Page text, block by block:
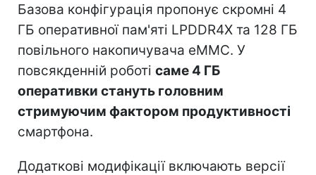
Базова конфігурація пропонує скромні 4
ГБ оперативної пам'яті LPDDR4X та 128 ГБ
повільного накопичувача eMMC. У
повсякденній роботі саме 4 ГБ
оперативки стануть головним
стримуючим фактором продуктивності
смартфона.
Додаткові модифікації включають версії